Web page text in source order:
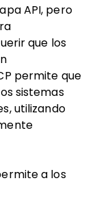
API, pero
que los
permite que
sistemas
utilizando
a los